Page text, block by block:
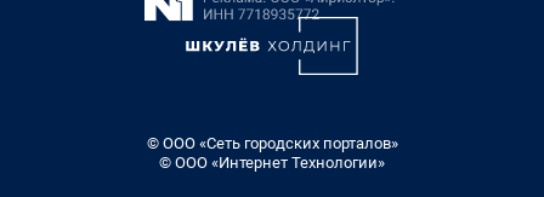
© ООО «Сеть городских порталов»
© ООО «Интернет Технологии»